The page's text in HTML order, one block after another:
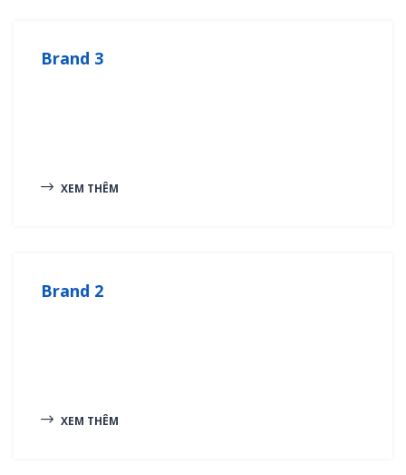
Brand 3
XEM THÊM
Brand 2
XEM THÊM